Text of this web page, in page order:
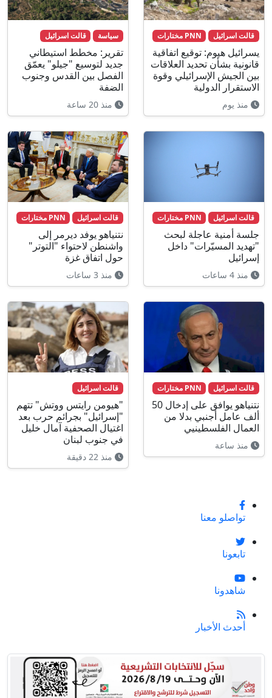
قالت اسرائيل PNN مختارات
يسرائيل هيوم: توقيع اتفاقية
قانونية بشأن تحديد العلاقات
بين الجيش الإسرائيلي وقوة
الاستقرار الدولية
منذ يوم
سياسة قالت اسرائيل
تقرير: مخطط استيطاني
جديد لتوسيع "جيلو" يعمّق
الفصل بين القدس وجنوب
الضفة
منذ 20 ساعة
قالت اسرائيل PNN مختارات
جلسة أمنية عاجلة لبحث
"تهديد المسيّرات" داخل
إسرائيل
منذ 4 ساعات
قالت اسرائيل PNN مختارات
نتنياهو يوفد ديرمر إلى
واشنطن لاحتواء "التوتر"
حول اتفاق غزة
منذ 3 ساعات
قالت اسرائيل PNN مختارات
نتنياهو يوافق على إدخال 50
ألف عامل أجنبي بدلا من
العمال الفلسطينيي
منذ ساعة
قالت اسرائيل
"هيومن رايتس ووتش" تتهم
"إسرائيل" بجرائم حرب بعد
اغتيال الصحفية آمال خليل
في جنوب لبنان
منذ 22 دقيقة
تواصلو معنا
تابعونا
شاهدونا
أحدث الأخبار